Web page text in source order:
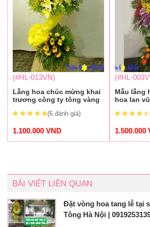
(#HL-013VN)
Lẵng hoa chúc mừng khai
trương công ty tông vàng
(6 đánh giá)
1.100.000 VND
(#HL-
Mẫu lẵng
hoa lan
1.500.000
BÀI VIẾT LIÊN QUAN
Đặt vòng hoa tang lễ tại
Tông Hà Nội |